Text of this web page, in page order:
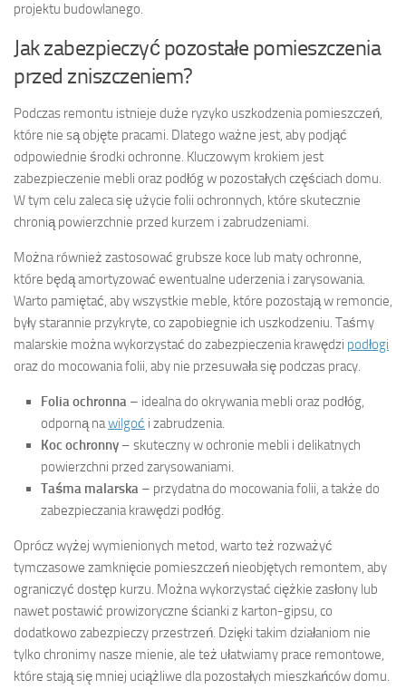
projektu budowlanego.
Jak zabezpieczyć pozostałe pomieszczenia
przed zniszczeniem?
Podczas remontu istnieje duże ryzyko uszkodzenia pomieszczeń,
które nie są objęte pracami. Dlatego ważne jest, aby podjąć
odpowiednie środki ochronne. Kluczowym krokiem jest
zabezpieczenie mebli oraz podłóg w pozostałych częściach domu.
W tym celu zaleca się użycie folii ochronnych, które skutecznie
chronią powierzchnie przed kurzem i zabrudzeniami.
Można również zastosować grubsze koce lub maty ochronne,
które będą amortyzować ewentualne uderzenia i zarysowania.
Warto pamiętać, aby wszystkie meble, które pozostają w remoncie,
były starannie przykryte, co zapobiegnie ich uszkodzeniu. Taśmy
malarskie można wykorzystać do zabezpieczenia krawędzi podłogi
oraz do mocowania folii, aby nie przesuwała się podczas pracy.
Folia ochronna – idealna do okrywania mebli oraz podłóg,
odporną nawilgoć i zabrudzenia.
Koc ochronny – skuteczny w ochronie mebli i delikatnych
powierzchni przed zarysowaniami.
Taśma malarska – przydatna do mocowania folii, a także do
zabezpieczania krawędzi podłóg.
Oprócz wyżej wymienionych metod, warto też rozważyć
tymczasowe zamknięcie pomieszczeń nieobjętych remontem, aby
ograniczyć dostęp kurzu. Można wykorzystać ciężkie zasłony lub
nawet postawić prowizoryczne ścianki z karton-gipsu, co
dodatkowo zabezpieczy przestrzeń. Dzięki takim działaniom nie
tylko chronimy nasze mienie, ale też ułatwiamy prace remontowe,
które stają się mniej uciążliwe dla pozostałych mieszkańców domu.